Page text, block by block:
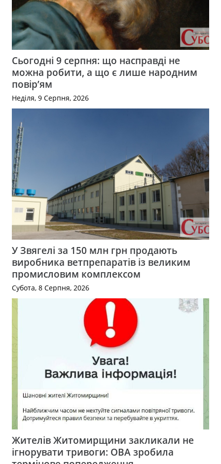
Сьогодні 9 серпня: що насправді не
можна робити, а що є лише народним
повір’ям
Неділя, 9 Серпня, 2026
У Звягелі за 150 млн грн продають
виробника ветпрепаратів із великим
промисловим комплексом
Субота, 8 Серпня, 2026
Жителів Житомирщини закликали не
ігнорувати тривоги: ОВА зробила